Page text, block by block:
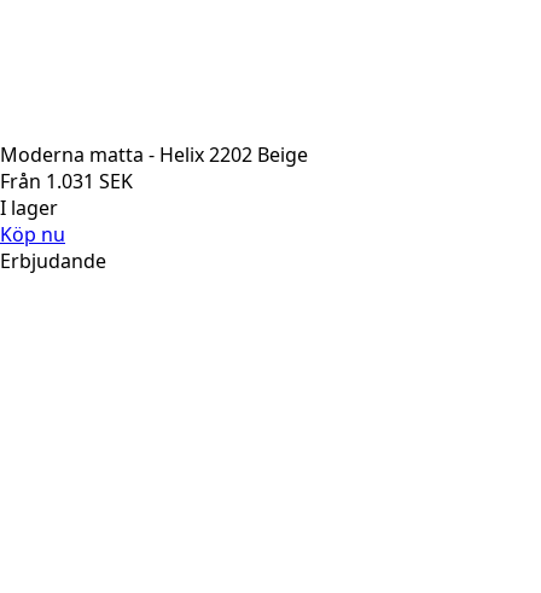
Moderna matta - Helix 2202 Beige
Från 1.031 SEK
I lager
Köp nu
Erbjudande